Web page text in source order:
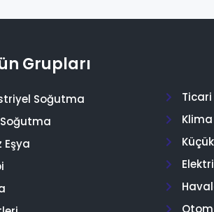
Grupları
Soğutma
Eşya
Klima